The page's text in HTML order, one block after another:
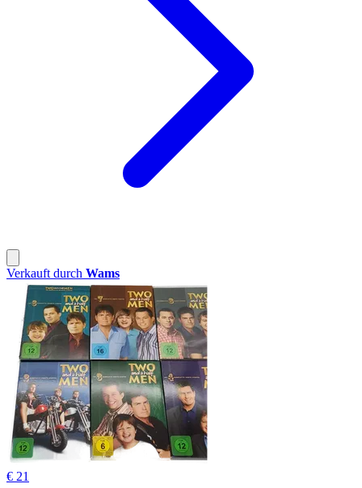
Verkauft durch Wams
€ 21